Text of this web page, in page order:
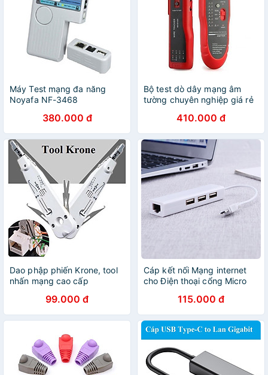
Máy Test mạng đa năng
Noyafa NF-3468
380.000 đ
Bộ test dò dây mạng âm
tường chuyên nghiệp giá rẻ
410.000 đ
Dao phập phiến Krone, tool
nhấn mạng cao cấp
99.000 đ
Cáp kết nối Mạng internet
cho Điện thoại cổng Micro
Ethernet và 3 cổng USB
115.000 đ